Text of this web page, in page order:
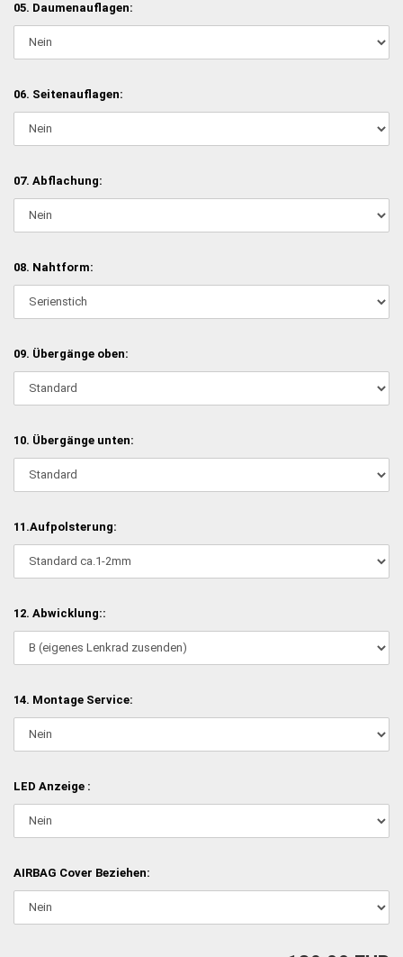
05. Daumenauflagen:
06. Seitenauflagen:
07. Abflachung:
08. Nahtform:
09. Übergänge oben:
10. Übergänge unten:
11.Aufpolsterung:
12. Abwicklung::
14. Montage Service:
LED Anzeige :
AIRBAG Cover Beziehen: